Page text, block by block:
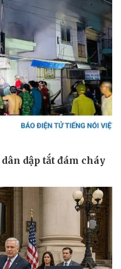
Quân sự - Quốc phòng
Vũ khí
Việt Nam
Phân tích